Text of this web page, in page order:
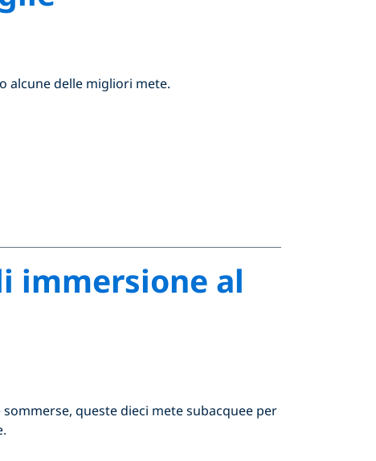
alcune delle migliori mete.
immersione al
queste dieci mete subacquee per